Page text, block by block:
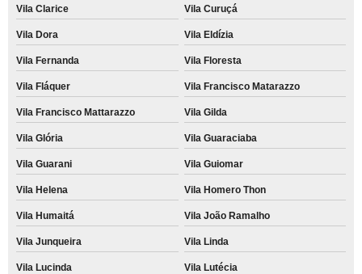
Vila Clarice Vila Curuçá
Vila Dora Vila Eldízia
Vila Fernanda Vila Floresta
Vila Fláquer Vila Francisco Matarazzo
Vila Francisco Mattarazzo Vila Gilda
Vila Glória Vila Guaraciaba
Vila Guarani Vila Guiomar
Vila Helena Vila Homero Thon
Vila Humaitá Vila João Ramalho
Vila Junqueira Vila Linda
Vila Lucinda Vila Lutécia